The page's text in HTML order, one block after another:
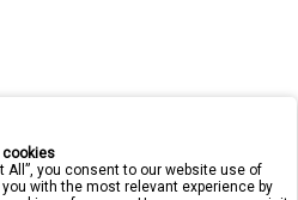
All”, you consent to our website use of
with the most relevant experience by